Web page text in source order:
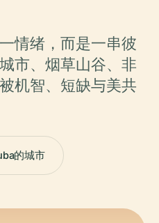
情绪，而是一串彼
市、烟草山谷、非
机智、短缺与美共
的城市